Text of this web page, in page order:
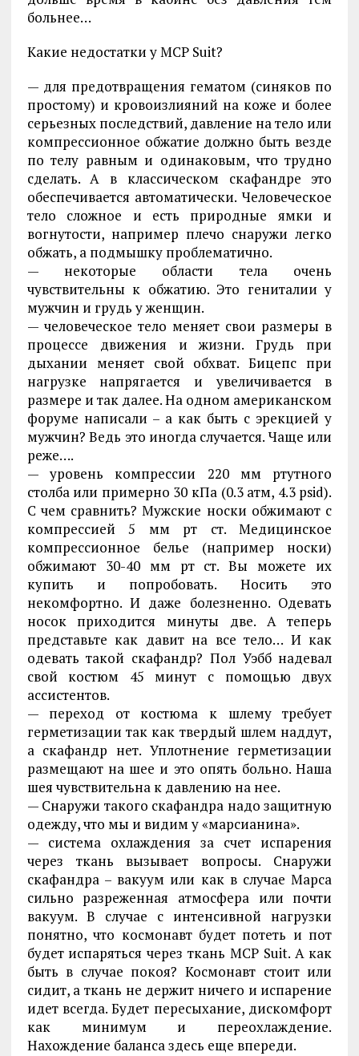
больнее…
Какие недостатки у MCP Suit?
— для предотвращения гематом (синяков по
простому) и кровоизлияний на коже и более
серьезных последствий, давление на тело или
компрессионное обжатие должно быть везде
по телу равным и одинаковым, что трудно
сделать. А в классическом скафандре это
обеспечивается автоматически. Человеческое
тело сложное и есть природные ямки и
вогнутости, например плечо снаружи легко
обжать, а подмышку проблематично.
— некоторые области тела очень
чувствительны к обжатию. Это гениталии у
мужчин и грудь у женщин.
— человеческое тело меняет свои размеры в
процессе движения и жизни. Грудь при
дыхании меняет свой обхват. Бицепс при
нагрузке напрягается и увеличивается в
размере и так далее. На одном американском
форуме написали – а как быть с эрекцией у
мужчин? Ведь это иногда случается. Чаще или
реже….
— уровень компрессии 220 мм ртутного
столба или примерно 30 кПа (0.3 атм, 4.3 psid).
С чем сравнить? Мужские носки обжимают с
компрессией 5 мм рт ст. Медицинское
компрессионное белье (например носки)
обжимают 30-40 мм рт ст. Вы можете их
купить и попробовать. Носить это
некомфортно. И даже болезненно. Одевать
носок приходится минуты две. А теперь
представьте как давит на все тело… И как
одевать такой скафандр? Пол Уэбб надевал
свой костюм 45 минут с помощью двух
ассистентов.
— переход от костюма к шлему требует
герметизации так как твердый шлем наддут,
а скафандр нет. Уплотнение герметизации
размещают на шее и это опять больно. Наша
шея чувствительна к давлению на нее.
— Снаружи такого скафандра надо защитную
одежду, что мы и видим у «марсианина».
— система охлаждения за счет испарения
через ткань вызывает вопросы. Снаружи
скафандра – вакуум или как в случае Марса
сильно разреженная атмосфера или почти
вакуум. В случае с интенсивной нагрузки
понятно, что космонавт будет потеть и пот
будет испаряться через ткань MCP Suit. А как
быть в случае покоя? Космонавт стоит или
сидит, а ткань не держит ничего и испарение
идет всегда. Будет пересыхание, дискомфорт
как минимум и переохлаждение.
Нахождение баланса здесь еще впереди.